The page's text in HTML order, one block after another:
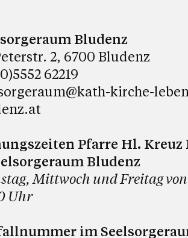
Bludenz
2, 6700 Bludenz
62219
kirche-
Pfarre Hl. Kreuz
Bludenz
Mittwoch und Freitag
Uhr
im